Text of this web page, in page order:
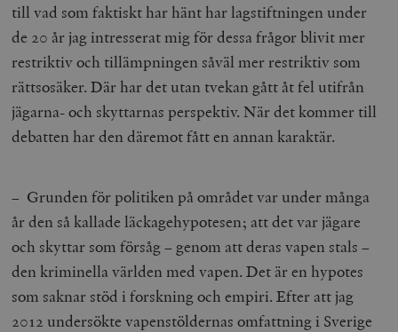
till vad som faktiskt har hänt har lagstiftningen under
de 20 år jag intresserat mig för dessa frågor blivit mer
restriktiv och tillämpningen såväl mer restriktiv som
rättsosäker. Där har det utan tvekan gått åt fel utifrån
jägarna- och skyttarnas perspektiv. När det kommer till
debatten har den däremot fått en annan karaktär.
– Grunden för politiken på området var under många
år den så kallade läckagehypotesen; att det var jägare
och skyttar som försåg – genom att deras vapen stals –
den kriminella världen med vapen. Det är en hypotes
som saknar stöd i forskning och empiri. Efter att jag
2012 undersökte vapenstöldernas omfattning i Sverige